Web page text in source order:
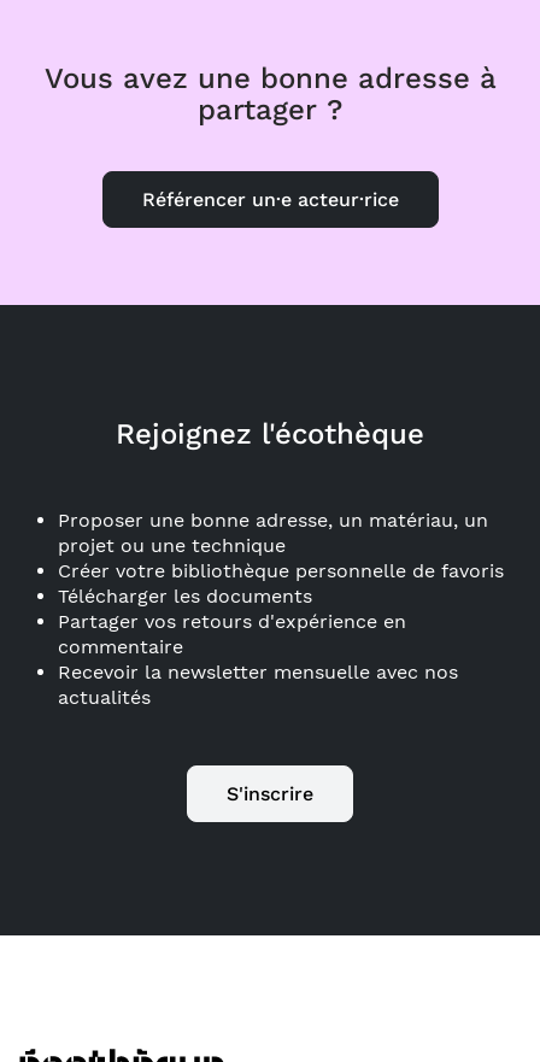
Vous avez une bonne adresse à
partager ?
Référencer un·e acteur·rice
Rejoignez l'écothèque
Proposer une bonne adresse, un matériau, un
projet ou une technique
Créer votre bibliothèque personnelle de favoris
Télécharger les documents
Partager vos retours d'expérience en
commentaire
Recevoir la newsletter mensuelle avec nos
actualités
S'inscrire